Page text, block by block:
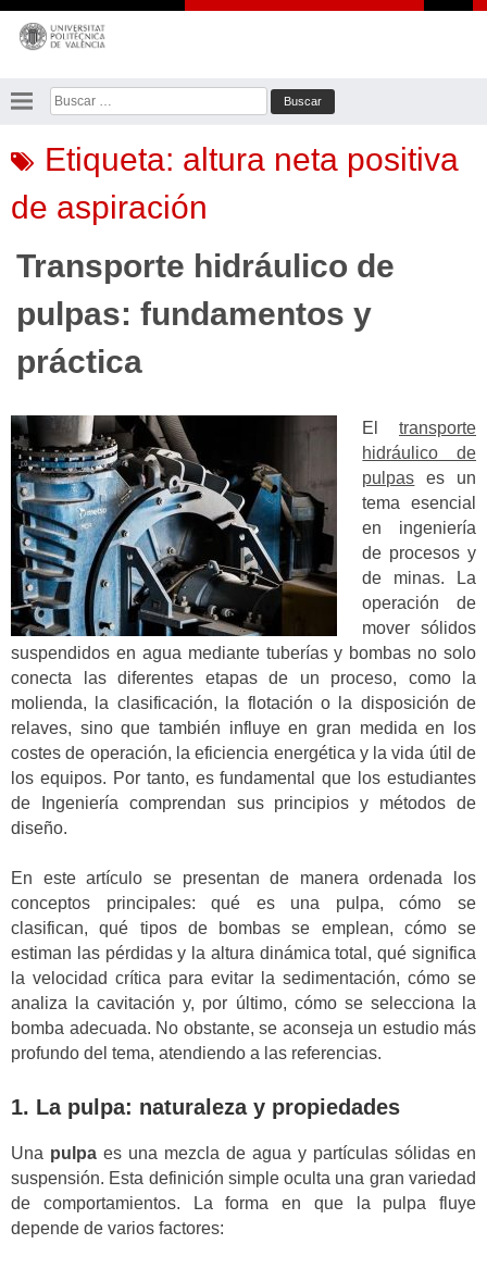
Saltar
contenido
Buscar:
Etiqueta: altura neta positiva
de aspiración
Transporte hidráulico de
pulpas: fundamentos y
práctica
El transporte
hidráulico de
pulpas es un
tema esencial
en ingeniería
de procesos y
de minas. La
operación de
mover sólidos
suspendidos en agua mediante tuberías y bombas no solo
conecta las diferentes etapas de un proceso, como la
molienda, la clasificación, la flotación o la disposición de
relaves, sino que también influye en gran medida en los
costes de operación, la eficiencia energética y la vida útil de
los equipos. Por tanto, es fundamental que los estudiantes
de Ingeniería comprendan sus principios y métodos de
diseño.
En este artículo se presentan de manera ordenada los
conceptos principales: qué es una pulpa, cómo se
clasifican, qué tipos de bombas se emplean, cómo se
estiman las pérdidas y la altura dinámica total, qué significa
la velocidad crítica para evitar la sedimentación, cómo se
analiza la cavitación y, por último, cómo se selecciona la
bomba adecuada. No obstante, se aconseja un estudio más
profundo del tema, atendiendo a las referencias.
1. La pulpa: naturaleza y propiedades
Una pulpa es una mezcla de agua y partículas sólidas en
suspensión. Esta definición simple oculta una gran variedad
de comportamientos. La forma en que la pulpa fluye
depende de varios factores: